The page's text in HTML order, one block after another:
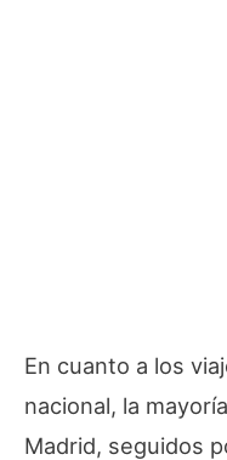
En cuanto a los
nacional, la
Madrid, seguidos